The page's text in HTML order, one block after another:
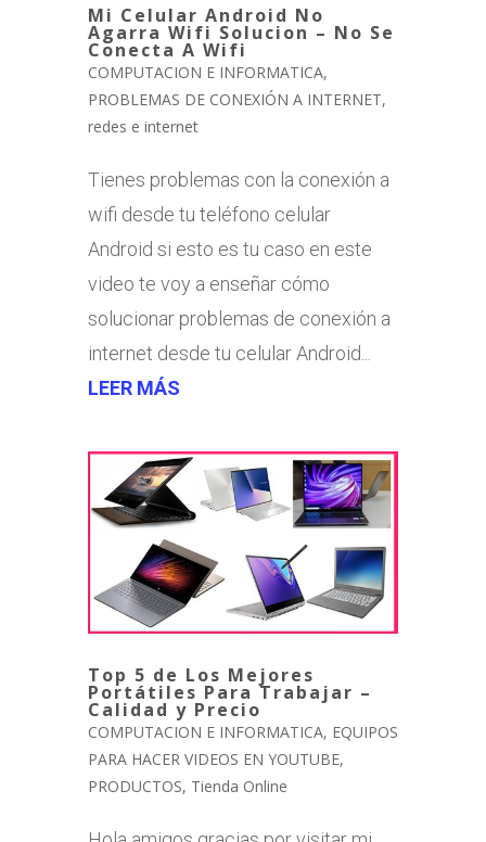
Mi Celular Android No
Agarra Wifi Solucion – No Se
Conecta A Wifi
COMPUTACION E INFORMATICA,
PROBLEMAS DE CONEXIÓN A INTERNET,
redes e internet
Tienes problemas con la conexión a
wifi desde tu teléfono celular
Android si esto es tu caso en este
video te voy a enseñar cómo
solucionar problemas de conexión a
internet desde tu celular Android...
LEER MÁS
Top 5 de Los Mejores
Portátiles Para Trabajar –
Calidad y Precio
COMPUTACION E INFORMATICA, EQUIPOS
PARA HACER VIDEOS EN YOUTUBE,
PRODUCTOS, Tienda Online